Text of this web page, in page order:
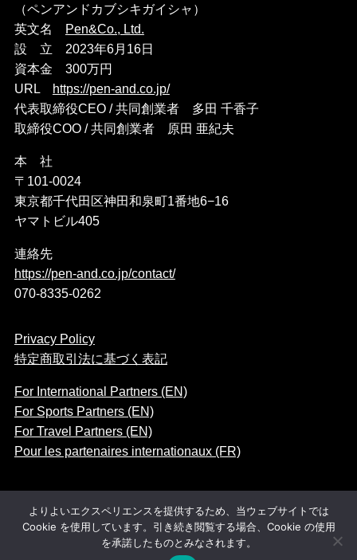
（ペンアンドカブシキガイシャ）
英文名 Pen&Co., Ltd.
設 立 2023年6月16日
資本金 300万円
URL https://pen-and.co.jp/
代表取締役CEO / 共同創業者 多田 千香子
取締役COO / 共同創業者 原田 亜紀夫
本 社
〒101-0024
東京都千代田区神田和泉町1番地6−16
ヤマトビル405
連絡先
https://pen-and.co.jp/contact/
070-8335-0262
Privacy Policy
特定商取引法に基づく表記
For International Partners (EN)
For Sports Partners (EN)
For Travel Partners (EN)
Pour les partenaires internationaux (FR)
©Pen＆Co., Ltd. All rights reserved.
よりよいエクスペリエンスを提供するため、当ウェブサイトでは
Cookie を使用しています。引き続き閲覧する場合、Cookie の使用
を承諾したものとみなされます。